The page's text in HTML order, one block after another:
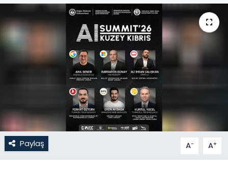
Paylaş A- A+
KKTC YEREL SEÇİM 2018
Kültür Sanat
Nöbetçi Eczaneler
Otomobil Dünyası